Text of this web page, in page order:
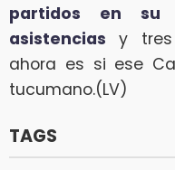
partidos en su
asistencias y tres
ahora es si ese
tucumano.(LV)
TAGS